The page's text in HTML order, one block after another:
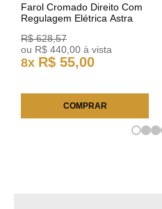
Farol Cromado Direito Com
Regulagem Elétrica Astra
R$ 628,57
ou R$ 440 00 à vista
8x R$ 55,00
COMPRAR